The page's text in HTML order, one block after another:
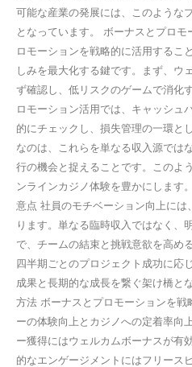
可能な産業の発展には、このような
となっています。 ボーナスとプロ
ロモーションを戦略的に活用するこ
しみを最大化する鍵です。まず、ウ
ず確認し、低リスクのゲームで消化
ロモーション活用では、キャッシュ
的にチェックし、損失管理の一環と
なのは、これらを単なる収入源では
行の機会と捉えることです。このよ
ンラインカジノ体験を豊かにします
意点 社員のモチベーション向上に
ります。単なる臨時収入ではなく、
で、チームの結束と挑戦意欲を高め
四半期ごとのプロジェクト成功に応
成果と長期的な成長を繋ぐ架け橋と
方法 ボーナスとプロモーションを
ーの体験向上とカジノへの定着率向
ー獲得にはウェルカムボーナスが有
的なエンゲージメントにはフリース